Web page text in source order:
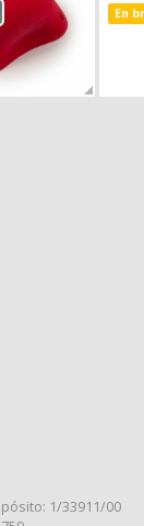
En
1/33911/00